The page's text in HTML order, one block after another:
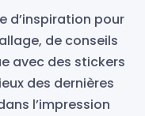
d’inspiration pour
de conseils
avec des stickers
des dernières
l’impression